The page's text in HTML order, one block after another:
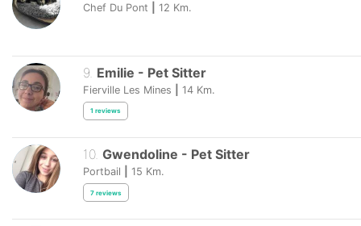
Chef Du Pont 12 Km.
9 Emilie - Pet Sitter
Fierville Les Mines 14 Km.
1 reviews
10. Gwendoline - Pet Sitter
Portbail 15 Km.
7 reviews